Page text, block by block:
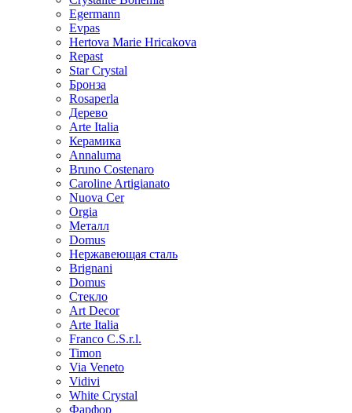
Egermann
Evpas
Hertova Marie Hricakova
Repast
Star Crystal
Бронза
Rosaperla
Дерево
Arte Italia
Керамика
Annaluma
Bruno Costenaro
Caroline Artigianato
Nuova Cer
Orgia
Металл
Domus
Нержавеющая сталь
Brignani
Domus
Стекло
Art Decor
Arte Italia
Franco C.S.r.l.
Timon
Via Veneto
Vidivi
White Crystal
Фарфор